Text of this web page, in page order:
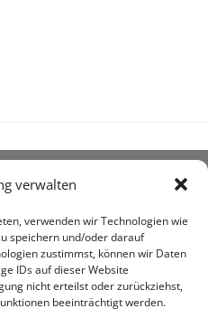
verwalten
verwenden wir Technologien wie
speichern und/oder darauf
zustimmst, können wir Daten
IDs auf dieser Website
nicht erteilst oder zurückziehst,
beeinträchtigt werden.